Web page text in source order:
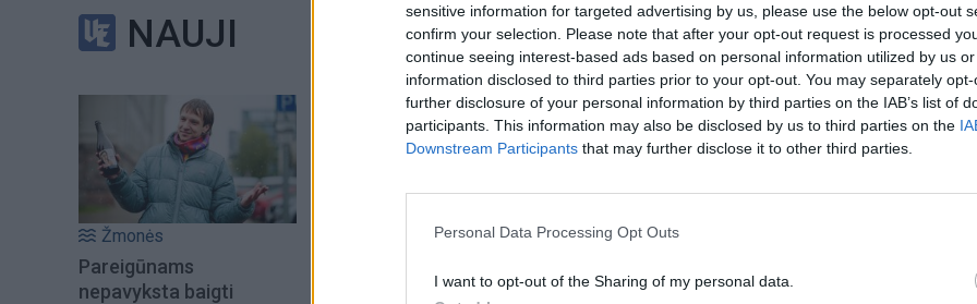
sensitive information for targeted advertising by us, please use the below opt-out
confirm your selection. Please note that after your opt-out request is processed
continue seeing interest-based ads based on personal information utilized by us
information disclosed to third parties prior to your opt-out. You may separately
further disclosure of your personal information by third parties on the IAB’s list of
participants. This information may also be disclosed by us to third parties on the
Downstream Participants that may further disclose it to other third parties.
Personal Data Processing Opt Outs
I want to opt-out of the Sharing of my personal data.
NAUJI
Žmonės
Pareigūnams
nepavyksta baigti
Šiuo metu stebimi ekstremalūs rodikliai:
Vandens paviršiaus temperatūra centrinėje pusiaujo dalyje staigiai kyla
Kai kurios prognozės rodo, kad temperatūros anomalija rudenį gali viršyti
net +4,5°C ribą, o tai klasifikuojama kaip ekstremalus, istorinį mastą